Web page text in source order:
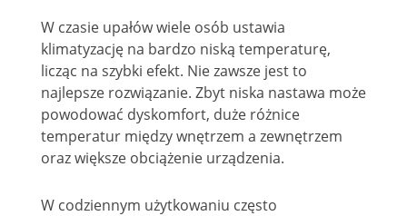
W czasie upałów wiele osób ustawia
klimatyzację na bardzo niską temperaturę,
licząc na szybki efekt. Nie zawsze jest to
najlepsze rozwiązanie. Zbyt niska nastawa może
powodować dyskomfort, duże różnice
temperatur między wnętrzem a zewnętrzem
oraz większe obciążenie urządzenia.
W codziennym użytkowaniu często